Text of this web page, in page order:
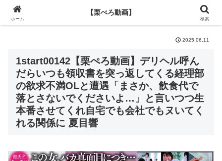
【栗ぺろ動画】
2025.06.11
1start00142【栗ぺろ動画】 デリヘル呼ん
だらいつも領収書を突っ返してくる経理部
の欲求不満OLと遭遇「まさか、飲食代で
落とさないでくださいよ…」と言いつつ生
本番させてくれ自宅でも会社でもヌいてく
れる関係に 夏目響
ホーム
【栗ぺろ動画】
検索